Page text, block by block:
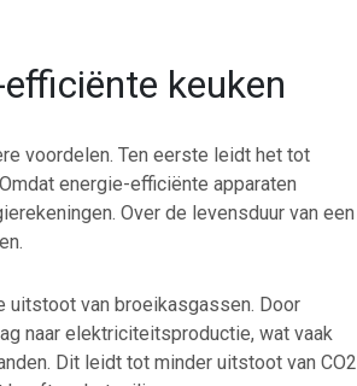
keuken
voordelen. Ten eerste leidt het tot
energie-efficiënte apparaten
Over de levensduur van een
uitstoot van broeikasgassen. Door
naar elektriciteitsproductie, wat vaak
Dit leidt tot minder uitstoot van CO2